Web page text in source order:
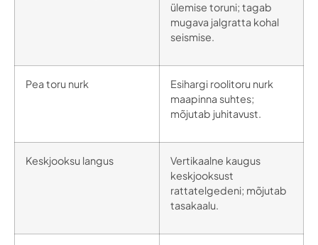
ülemise toruni; tagab
mugava jalgratta kohal
seismise.
Pea toru nurk
Esihargi roolitoru nurk
maapinna suhtes;
mõjutab juhitavust.
Keskjooksu langus
Vertikaalne kaugus
keskjooksust
rattatelgedeni; mõjutab
tasakaalu.